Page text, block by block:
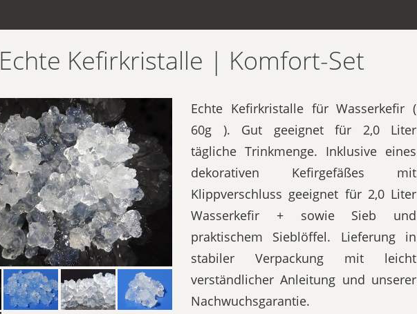
Echte Kefirkristalle | Komfort-Set
Echte Kefirkristalle für Wasserkefir (
60g ). Gut geeignet für 2,0 Liter
tägliche Trinkmenge. Inklusive eines
dekorativen Kefirgefäßes mit
Klippverschluss geeignet für 2,0 Liter
Wasserkefir + sowie Sieb und
praktischem Sieblöffel. Lieferung in
stabiler Verpackung mit leicht
verständlicher Anleitung und unserer
Nachwuchsgarantie.